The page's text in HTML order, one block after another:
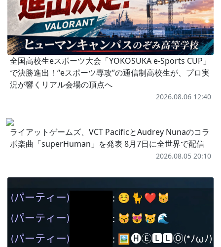
全国高校生eスポーツ大会「YOKOSUKA e-Sports CUP」
で決勝進出！“eスポーツ専攻”の通信制高校生が、プロ実
況が響くリアル会場の頂点へ
2026.08.06 12:40
ライアットゲームズ、VCT PacificとAudrey Nunaのコラ
ボ楽曲「superHuman」を発表 8月7日に全世界で配信
2026.08.05 20:10